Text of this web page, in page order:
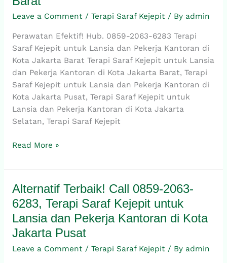
Leave a Comment / Terapi Saraf Kejepit / By admin
Perawatan Efektif! Hub. 0859-2063-6283 Terapi
Saraf Kejepit untuk Lansia dan Pekerja Kantoran di
Kota Jakarta Barat Terapi Saraf Kejepit untuk Lansia
dan Pekerja Kantoran di Kota Jakarta Barat, Terapi
Saraf Kejepit untuk Lansia dan Pekerja Kantoran di
Kota Jakarta Pusat, Terapi Saraf Kejepit untuk
Lansia dan Pekerja Kantoran di Kota Jakarta
Selatan, Terapi Saraf Kejepit
2063-
6283,
Saraf
Kejepit
untuk
Lansia
dan
Pekerja
Kantoran
di
Jakarta
Read More »
Alternatif Terbaik! Call 0859-2063-
6283, Terapi Saraf Kejepit untuk
Lansia dan Pekerja Kantoran di Kota
Jakarta Pusat
Leave a Comment / Terapi Saraf Kejepit / By admin
Alternatif
Terbaik!
Call
0859-
2063-
6283,